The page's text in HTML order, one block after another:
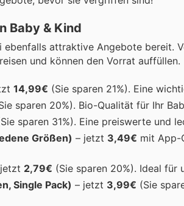
Baby & Kind
ebenfalls attraktive Angebote bereit.
und können den Vorrat auffüllen.
14,99€ (Sie sparen 21%). Eine
sparen 20%). Bio-Qualität für Ihr
sparen 31%). Eine preiswerte und
Größen) – jetzt 3,49€ mit App-
2,79€ (Sie sparen 20%). Ideal für
Single Pack) – jetzt 3,99€ (Sie